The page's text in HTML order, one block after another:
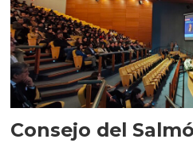
Consejo del